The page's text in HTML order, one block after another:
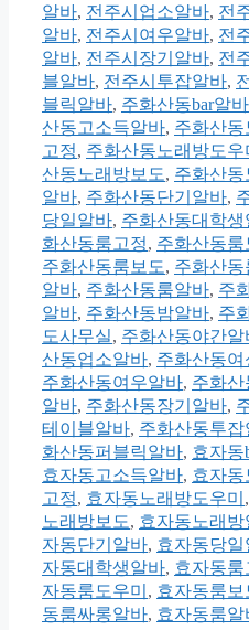
알바, 전주시업소알바, 전
알바, 전주시여우알바, 전
알바, 전주시장기알바, 전
블알바, 전주시투잡알바,
블릭알바, 주화산동bar알바
산동고소득알바, 주화산
고정, 주화산동노래방도우
산동노래방보도, 주화산
알바, 주화산동단기알바,
당일알바, 주화산동대학생
화산동룸고정, 주화산동룸
주화산동룸보도, 주화산동
알바, 주화산동룸알바, 주
알바, 주화산동밤알바, 주
도사무실, 주화산동야간알
산동업소알바, 주화산동여
주화산동여우알바, 주화산
알바, 주화산동장기알바,
테이블알바, 주화산동투잡
화산동퍼블릭알바, 효자동
효자동고소득알바, 효자
고정, 효자동노래방도우미 ,
노래방보도, 효자동노래방
자동단기알바, 효자동당일
자동대학생알바, 효자동룸
자동룸도우미 , 효자동룸보
동룸싸롱알바, 효자동룸알